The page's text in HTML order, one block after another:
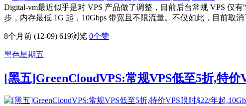
Digital-vm最近似乎是对 VPS 产品做了调整，目前后台常规 VPS 仅
步，内存最低 1G 起，10Gbps 带宽且不限流量。不仅如此，目前
8个月前 (12-09) 619浏览 0个赞
黑色星期五
[黑五]GreenCloudVPS:常规VPS低至5折,特